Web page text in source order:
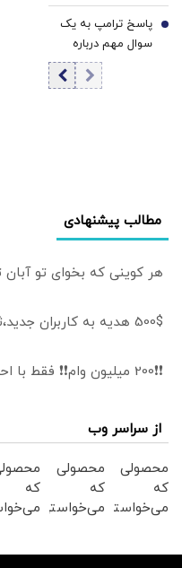
همۀ دنیا باید با
وضعیت پیش از
جنگِ تنگۀ هرمز
خداحافظی کنند
به اسپانیا/ چین:
این موج مهاجرت،
یک عملیات «جنگ
ترکیبی» بود/
تلاشی هدفمند برای
پاسخ ترامپ به یک
سوال مهم درباره
ونس و روبیو/
کدامیک در
7
مطالب پیشنهادی
هر کوینی که بخوای تو
500$ هدیه به کاربران جدید،ثبت نام کن
❗❗200 میلیون وام❗❗ فقط با احراز هویت
از سراسر وب
محصولی
که
می‌خواستی
محصولی
که
می‌خواستی
که